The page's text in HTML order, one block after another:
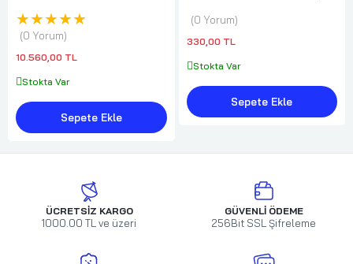
★★★★★
0 Yorum
10.560,00 TL
Stokta Var
Sepete Ekle
0 Yorum
330,00 TL
Stokta Var
Sepete Ekle
ÜCRETSIZ KARGO
1000.00 TL ve üzeri
GÜVENLI ÖDEME
256Bit SSL Şifreleme